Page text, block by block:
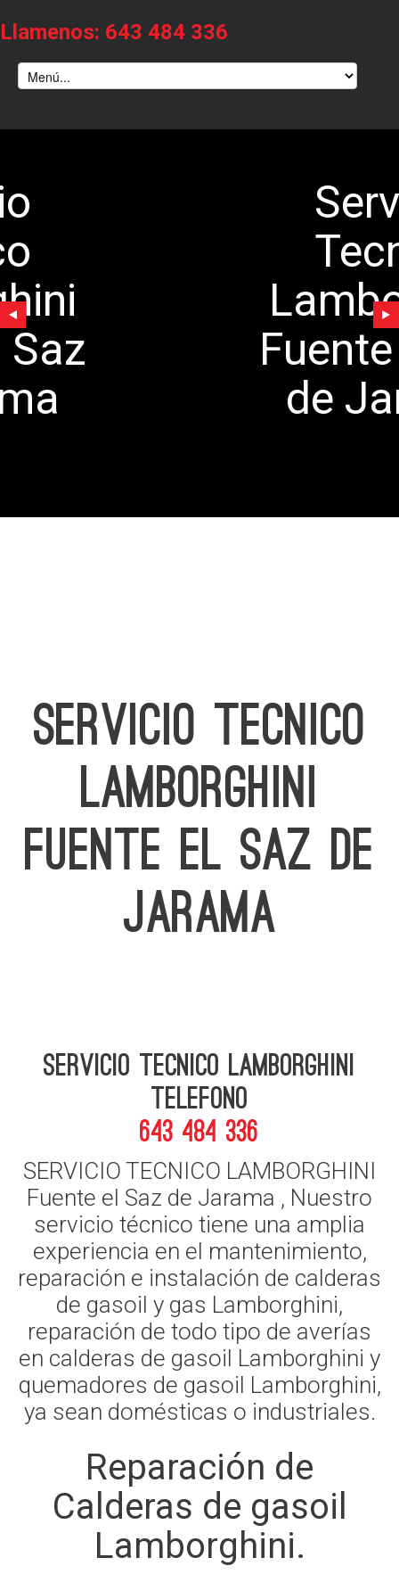
Llamenos: 643 484 336
el Saz
de Jarama
SERVICIO TECNICO
LAMBORGHINI
FUENTE EL SAZ DE
JARAMA
Servicio Tecnico Lamborghini
telefono
643 484 336
SERVICIO TECNICO LAMBORGHINI
Fuente el Saz de Jarama , Nuestro
servicio técnico tiene una amplia
experiencia en el mantenimiento,
reparación e instalación de calderas
de gasoil y gas Lamborghini,
reparación de todo tipo de averías
en calderas de gasoil Lamborghini y
quemadores de gasoil Lamborghini,
ya sean domésticas o industriales.
Reparación de
Calderas de gasoil
Lamborghini.